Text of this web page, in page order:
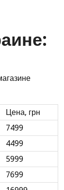
Цена, грн
7499
4499
5999
7699